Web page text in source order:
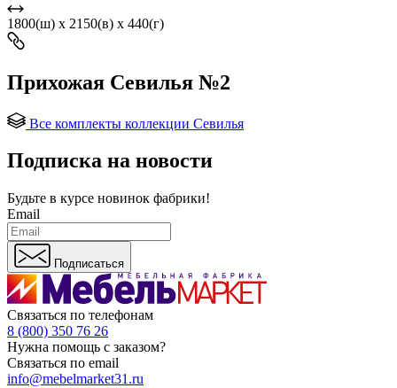
1800(ш) x 2150(в) x 440(г)
Прихожая Севилья №2
Все комплекты коллекции Севилья
Подписка на новости
Будьте в курсе новинок фабрики!
Email
Подписаться
Связаться по телефонам
8 (800) 350 76 26
Нужна помощь с заказом?
Связаться по email
info@mebelmarket31.ru